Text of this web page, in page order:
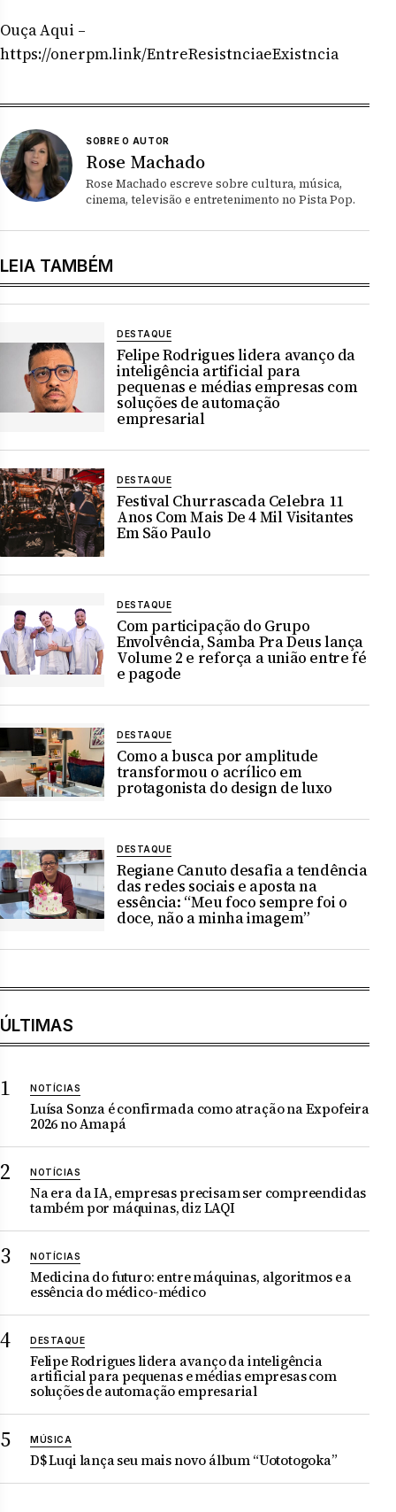
Ouça Aqui –
https://onerpm.link/EntreResistnciaeExistncia
SOBRE O AUTOR
Rose Machado
Rose Machado escreve sobre cultura, música,
cinema, televisão e entretenimento no Pista Pop.
LEIA TAMBÉM
DESTAQUE
Felipe Rodrigues lidera avanço da
inteligência artificial para
pequenas e médias empresas com
soluções de automação
empresarial
DESTAQUE
Festival Churrascada Celebra 11
Anos Com Mais De 4 Mil Visitantes
Em São Paulo
DESTAQUE
Com participação do Grupo
Envolvência, Samba Pra Deus lança
Volume 2 e reforça a união entre fé
e pagode
DESTAQUE
Como a busca por amplitude
transformou o acrílico em
protagonista do design de luxo
DESTAQUE
Regiane Canuto desafia a tendência
das redes sociais e aposta na
essência: “Meu foco sempre foi o
doce, não a minha imagem”
ÚLTIMAS
NOTÍCIAS
Luísa Sonza é confirmada como atração na Expofeira
2026 no Amapá
NOTÍCIAS
Na era da IA, empresas precisam ser compreendidas
também por máquinas, diz LAQI
NOTÍCIAS
Medicina do futuro: entre máquinas, algoritmos e a
essência do médico-médico
DESTAQUE
Felipe Rodrigues lidera avanço da inteligência
artificial para pequenas e médias empresas com
soluções de automação empresarial
MÚSICA
D$ Luqi lança seu mais novo álbum “Uototogoka”